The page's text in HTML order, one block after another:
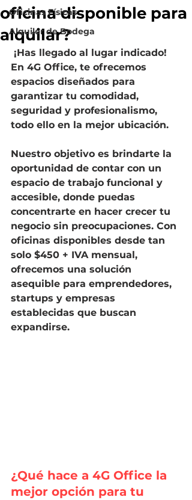
Oficinas Físicas
Alquiler de Bodega
oficina disponible para
alquilar?
En 4G Office, te ofrecemos
espacios diseñados para
garantizar tu comodidad,
seguridad y profesionalismo,
todo ello en la mejor ubicación.
Nuestro objetivo es brindarte la
oportunidad de contar con un
espacio de trabajo funcional y
accesible, donde puedas
concentrarte en hacer crecer tu
negocio sin preocupaciones. Con
oficinas disponibles desde tan
solo $450 + IVA mensual,
ofrecemos una solución
asequible para emprendedores,
startups y empresas
establecidas que buscan
expandirse.
¿Qué hace a 4G Office la
mejor opción para tu